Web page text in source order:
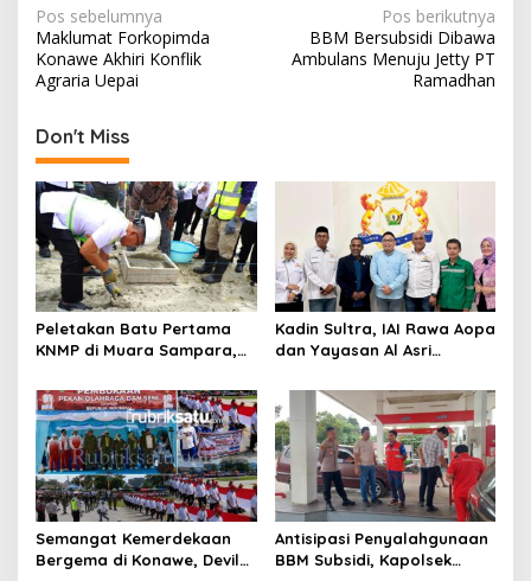
N
a
v
i
g
a
s
i
p
o
s
Pos sebelumnya
Maklumat Forkopimda
Konawe Akhiri Konflik
Agraria Uepai
Pos berikutnya
BBM Bersubsidi Dibawa
Ambulans Menuju Jetty PT
Ramadhan
Don't Miss
Peletakan Batu Pertama
KNMP di Muara Sampara,
Jemput Program Pusat
Kadin Sultra, IAI Rawa Aopa
dan Yayasan Al Asri
Siap Kerja
Semangat Kemerdekaan
Bergema di Konawe, Devile
Antisipasi Penyalahgunaan
BBM Subsidi, Kapolsek